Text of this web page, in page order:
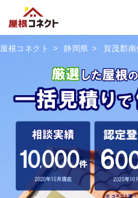
屋根コネクト 静岡県 賀茂郡南